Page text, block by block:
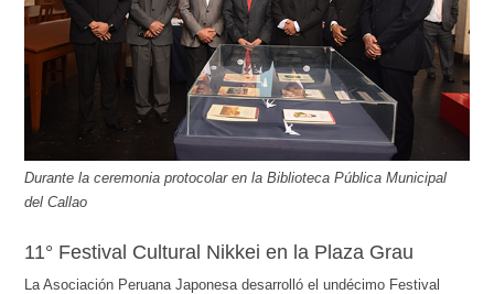
Durante la ceremonia protocolar en la Biblioteca Pública Municipal
del Callao
11° Festival Cultural Nikkei en la Plaza Grau
La Asociación Peruana Japonesa desarrolló el undécimo Festival